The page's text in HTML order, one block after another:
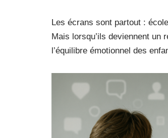
Les écrans sont partout :
Mais lorsqu’ils deviennent un
l’équilibre émotionnel des